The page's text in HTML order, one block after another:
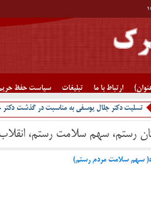
ارتباط با ما تبلیغات سیاست حفظ
تسلیت دکتر جلال یوسفی به مناسبت در گذشت دکتر
رستم، سهم سلامت رستم،
سهم سلامت مردم رستم)